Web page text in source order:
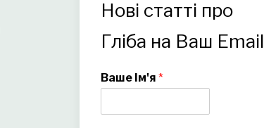
Нові статті про
Гліба на Ваш Email
Ваше Ім'я *